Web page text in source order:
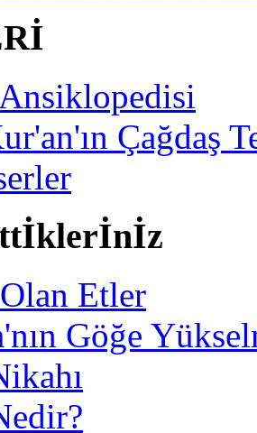
Çağdaş
Etler
Göğe